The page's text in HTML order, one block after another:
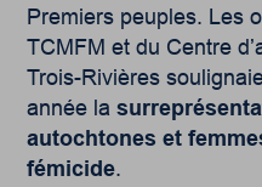
Premiers peuples. Les
TCMFM et du Centre
Trois-Rivières
année la
autochtones et
fémicide.